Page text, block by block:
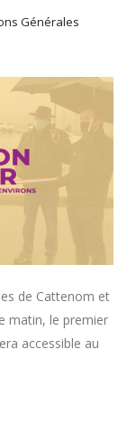
Générales
de Cattenom et
matin, le premier
accessible au